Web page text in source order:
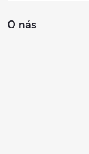
O nás